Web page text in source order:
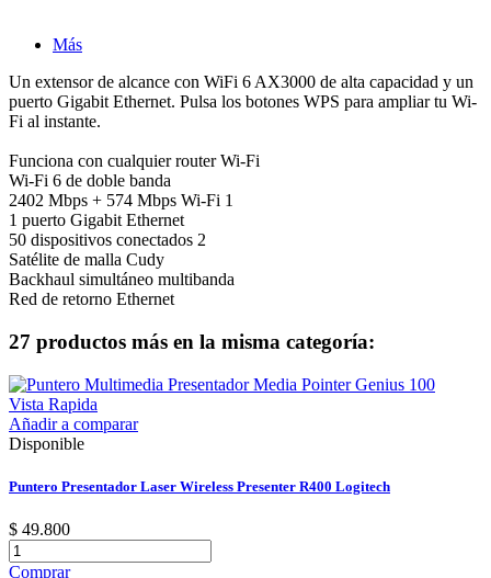
Más
Un extensor de alcance con WiFi 6 AX3000 de alta capacidad y un
puerto Gigabit Ethernet. Pulsa los botones WPS para ampliar tu Wi-
Fi al instante.
Funciona con cualquier router Wi-Fi
Wi-Fi 6 de doble banda
2402 Mbps + 574 Mbps Wi-Fi 1
1 puerto Gigabit Ethernet
50 dispositivos conectados 2
Satélite de malla Cudy
Backhaul simultáneo multibanda
Red de retorno Ethernet
27 productos más en la misma categoría:
Vista Rapida
Añadir a comparar
Disponible
Puntero Presentador Laser Wireless Presenter R400 Logitech
$ 49.800
Comprar